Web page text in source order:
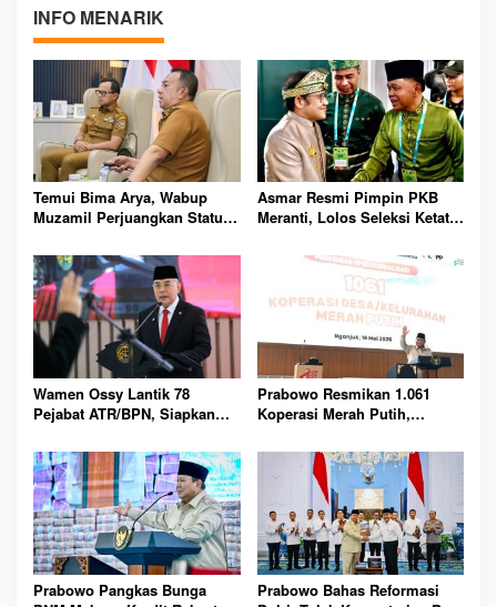
INFO MENARIK
Temui Bima Arya, Wabup
Muzamil Perjuangkan Status
RUU Daerah Kepulauan
Asmar Resmi Pimpin PKB
Meranti, Lolos Seleksi Ketat
Konsolidasi Partai
Wamen Ossy Lantik 78
Pejabat ATR/BPN, Siapkan
Prabowo Resmikan 1.061
Koperasi Merah Putih,
Pesat
Prabowo Pangkas Bunga
Prabowo Bahas Reformasi